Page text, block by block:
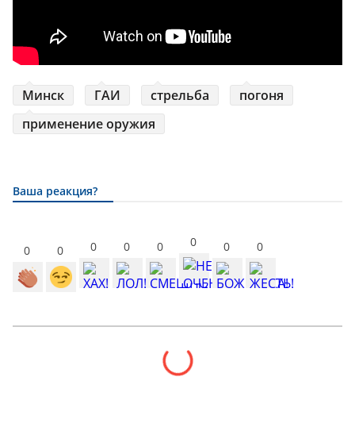
Минск ГАИ стрельба
погоня
применение оружия
Ваша реакция?
0 0 0 0 0 0 0 0